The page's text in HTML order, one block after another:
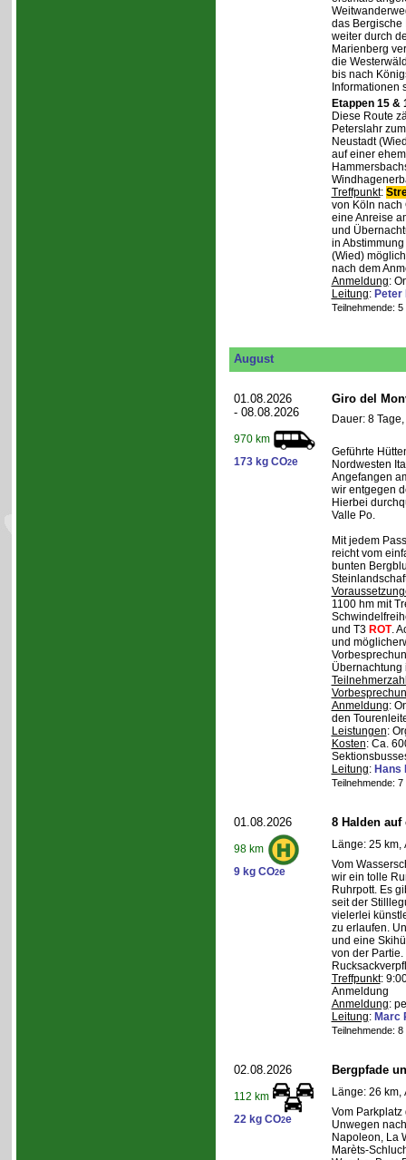
das Bergische
weiter durch
Marienberg
die
bis nach
Informationen
Etappen 15 &
Diese Route
Peterslahr
Neustadt
auf einer
Treffpunkt:
von Köln nach
eine Anreise
und
in
(Wied)
nach dem
Anmeldung:
Leitung: Peter
Teilnehmende:
August
01.08.2026
- 08.08.2026
970 km
173 kg CO2e
Giro del
Dauer: 8
Geführte
Nordwesten
Angefangen
wir entgegen
Hierbei
Valle Po.
Mit jedem
reicht vom
bunten
1100 hm mit
und T3 ROT.
und
Übernachtung
Anmeldung:
den
Leistungen:
Kosten: Ca.
Leitung: Hans
Teilnehmende:
01.08.2026
98 km
9 kg CO2e
8 Halden
Länge: 25 km,
Vom
wir ein tolle
Ruhrpott. Es
seit der
vielerlei
zu erlaufen.
und eine
von der Partie.
Treffpunkt:
Anmeldung
Anmeldung:
Leitung: Marc
Teilnehmende:
02.08.2026
112 km
22 kg CO2e
Bergpfade
Länge: 26 km,
Vom
Unwegen
Napoleon, La
Marèts-